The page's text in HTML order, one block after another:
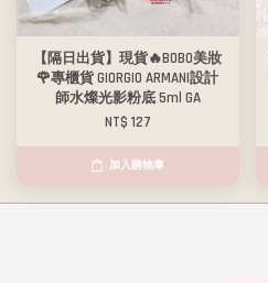
【隔日出貨】現貨🔥BOBO美妝
🌹專櫃貨 GIORGIO ARMANI設計
師水燦光影粉底 5ml GA
NT$ 127
加入購物車